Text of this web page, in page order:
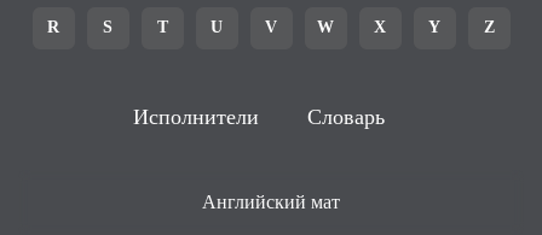
R S T U V W X Y Z
Исполнители Словарь
Английский мат